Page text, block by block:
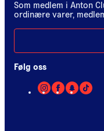
Som medlem i Anton
ordinære varer,
Følg oss